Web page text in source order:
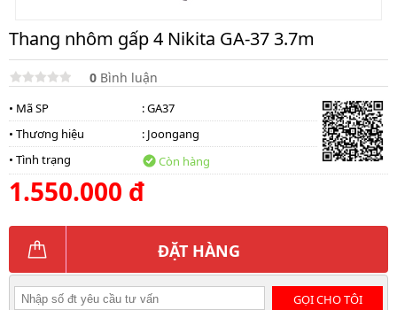
Thang
nhôm
gấp
khúc
Thang
nhôm
bàn
Thương
Thang nhôm gấp 4 Nikita GA-37 3.7m
0 Bình luận
• Mã SP
: GA37
• Thương hiệu
: Joongang
• Tình trạng
Còn hàng
1.550.000 đ
ĐẶT HÀNG
GỌI CHO TÔI